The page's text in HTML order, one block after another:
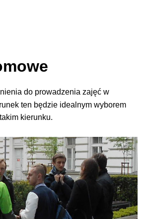
do prowadzenia zajęć w
ten będzie idealnym wyborem
kierunku.